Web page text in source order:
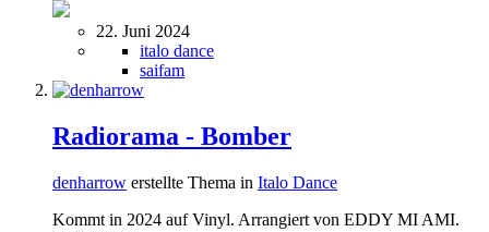
22. Juni 2024
italo dance
saifam
Radiorama - Bomber
denharrow erstellte Thema in Italo Dance
Kommt in 2024 auf Vinyl. Arrangiert von EDDY MI AMI.